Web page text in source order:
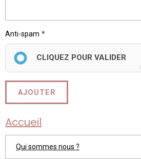
Anti-spam
CLIQUEZ POUR VALIDER
AJOUTER
Accueil
Qui sommes nous ?